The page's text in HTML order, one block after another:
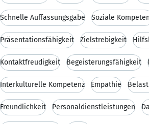
Schnelle Auffassungsgabe Soziale
Präsentationsfähigkeit Zielstrebigkeit
Kontaktfreudigkeit Begeisterungsfähigkeit
Interkulturelle Kompetenz Empathie
Freundlichkeit Personaldienstleistungen